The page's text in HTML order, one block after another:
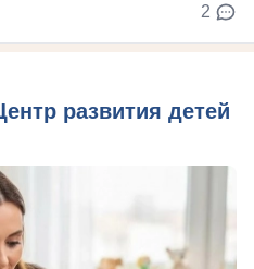
2
развития детей